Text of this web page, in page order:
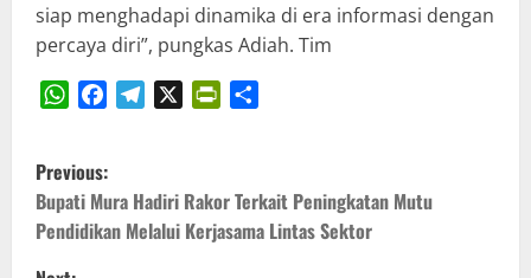
siap menghadapi dinamika di era informasi dengan
percaya diri”, pungkas Adiah. Tim
P
o
s
Previous:
Bupati Mura Hadiri Rakor Terkait Peningkatan Mutu
Pendidikan Melalui Kerjasama Lintas Sektor